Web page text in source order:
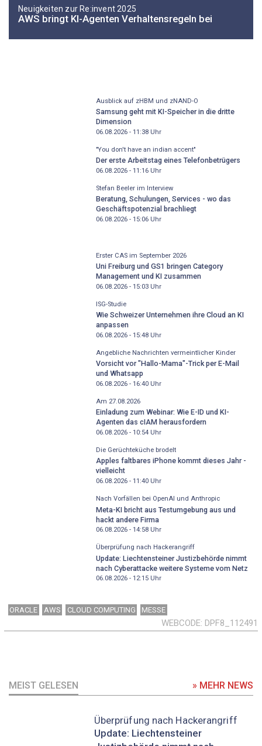
Neuigkeiten zur Re:invent 2025
AWS bringt KI-Agenten Verhaltensregeln bei
Ausblick auf zHBM und zNAND-O
Samsung geht mit KI-Speicher in die dritte
Dimension
06.08.2026 - 11:38Uhr
"You don't have an indian accent"
Der erste Arbeitstag eines Telefonbetrügers
06.08.2026 - 11:16Uhr
Stefan Beeler im Interview
Beratung, Schulungen, Services - wo das
Geschäftspotenzial brachliegt
06.08.2026 - 15:06Uhr
Erster CAS im September 2026
Uni Freiburg und GS1 bringen Category
Management und KI zusammen
06.08.2026 - 15:03Uhr
ISG-Studie
Wie Schweizer Unternehmen ihre Cloud an KI
anpassen
06.08.2026 - 15:48Uhr
Angebliche Nachrichten vermeintlicher Kinder
Vorsicht vor "Hallo-Mama"-Trick per E-Mail
und Whatsapp
06.08.2026 - 16:40Uhr
Am 27.08.2026
Einladung zum Webinar: Wie E-ID und KI-
Agenten das cIAM herausfordern
06.08.2026 - 10:54Uhr
Die Gerüchteküche brodelt
Apples faltbares iPhone kommt dieses Jahr -
vielleicht
06.08.2026 - 11:40Uhr
Nach Vorfällen bei OpenAI und Anthropic
Meta-KI bricht aus Testumgebung aus und
hackt andere Firma
06.08.2026 - 14:58Uhr
Überprüfung nach Hackerangriff
Update: Liechtensteiner Justizbehörde nimmt
nach Cyberattacke weitere Systeme vom Netz
06.08.2026 - 12:15Uhr
ORACLE AWS CLOUD COMPUTING MESSE
WEBCODE DPF8_112491
MEIST GELESEN » MEHR NEWS
Überprüfung nach Hackerangriff
Update: Liechtensteiner